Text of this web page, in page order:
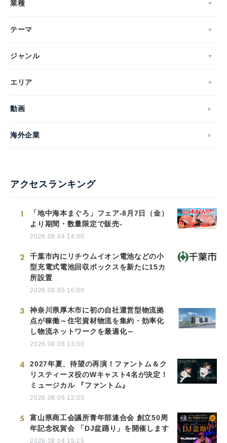
業種
テーマ
ジャンル
エリア
動画
海外企業
アクセスランキング
1
「地中海本まぐろ」フェア-8月7日（金）
より期間・数量限定で販売-
2026.08.04 14:00
2
千葉市内にリチウムイオン電池などの小
型充電式電池回収ボックスを新たに15カ
所設置
2026.08.05 16:00
3
神奈川県厚木市に初の自社運営型物流拠
点が稼働～住宅資材物流を集約・効率化
し物流ネットワークを最適化～
2026.08.06 13:00
4
2027年夏、待望の再演！ファントム＆ク
リスティーヌ役のWキャスト4名が決定！
ミュージカル 『ファントム』
2026.08.06 12:00
5
富山県商工会議所青年部連合会 創立50周
年記念祝賀会 「DJ盆踊り」を開催します
2026.08.04 15:25